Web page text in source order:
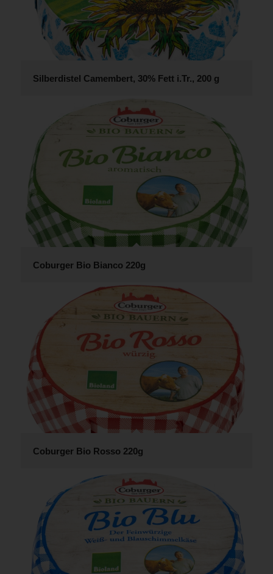
Silberdistel Camembert, 30% Fett i.Tr., 200 g
Coburger Bio Bianco 220g
Coburger Bio Rosso 220g